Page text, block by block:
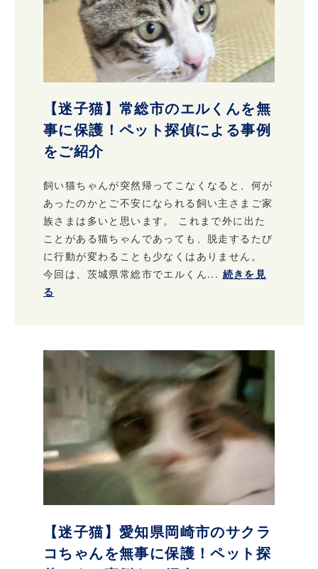
【迷子猫】常総市のエルくんを無
事に保護！ペット探偵による事例
をご紹介
飼い猫ちゃんが突然帰ってこなくなると、何が
あったのかとご不安になられる飼い主さまご家
族さまは多いと思います。 これまで外に出た
ことがある猫ちゃんであっても、脱走するたび
に行動が変わることも少なくはありません。
今回は、茨城県常総市でエルくん... 続きを見
る
【迷子猫】愛知県岡崎市のサクラ
コちゃんを無事に保護！ペット探